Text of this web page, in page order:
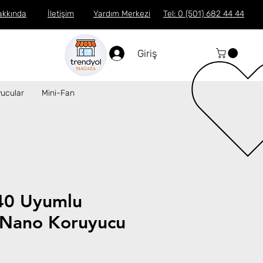
İletişim Yardım Merkezi Tel: 0 (501) 682 44 44
Giriş
Mini-Fan
Uyumlu
Koruyucu